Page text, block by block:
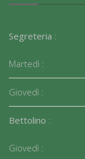
Segreteria :
Martedì :
Giovedì :
Bettolino :
Giovedì :